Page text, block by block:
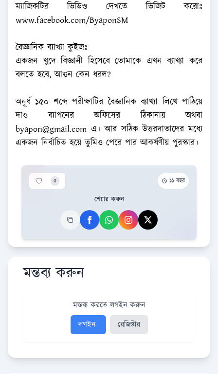
ম্যাজিকটির ভিডিও দেখতে ভিজিট করোঃ
www.facebook.com/ByaponSM
বৈজ্ঞানিক ব্যাখ্যা কুইজঃ
একজন খুদে বিজ্ঞানী হিসেবে তোমাকে এখন ব্যাখ্যা করে
বলতে হবে, আগুন কেন ধরল?
অনূর্ধ ১৫০ শব্দে পরীক্ষাটির বৈজ্ঞানিক ব্যাখ্যা লিখে পাঠিয়ে
দাও ব্যাপনের অফিসের ঠিকানায় অথবা
byapon@gmail.com এ। আর সঠিক উত্তরদাতাদের মধ্যে
একজন নির্বাচিত হয়ে তুমিও পেরে পার আকর্ষণীয় পুরস্কার।
0 ১১ বছর
শেয়ার করুন
মন্তব্য করুন
মন্তব্য করতে লগইন করুন
লগইন
রেজিষ্টার